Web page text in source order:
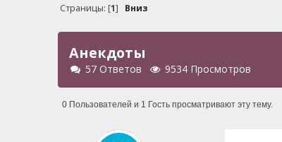
Страницы: [1] Вниз
Анекдоты
57 Ответов 9534 Просмотров
0 Пользователей и 1 Гость просматривают эту тему.